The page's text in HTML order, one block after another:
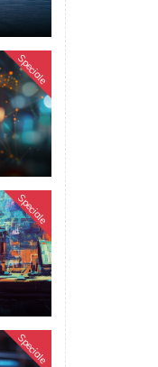
Speciale
Speciale
Speciale